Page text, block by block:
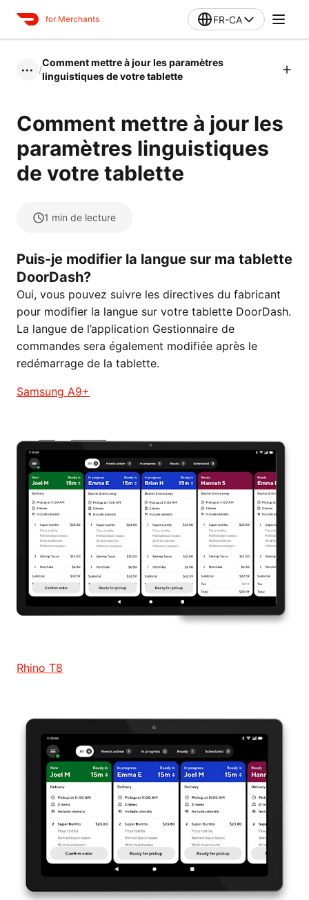
for Merchants FR-CA
••• /
Comment mettre à jour les paramètres
linguistiques de votre tablette
Comment mettre à jour les
paramètres linguistiques
de votre tablette
1 min de lecture
Puis-je modifier la langue sur ma tablette
DoorDash?
Oui, vous pouvez suivre les directives du fabricant
pour modifier la langue sur votre tablette DoorDash.
La langue de l’application Gestionnaire de
commandes sera également modifiée après le
redémarrage de la tablette.
Samsung A9+
Rhino T8